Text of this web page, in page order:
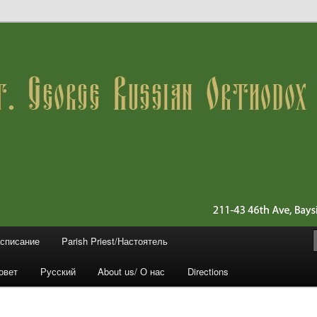
Orthodox Church
(Queens)
Parish Priest/Настоятель
Русский About us/ О нас Directions